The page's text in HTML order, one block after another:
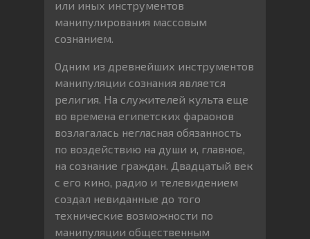
или иных инструментов
манипулирования массовым
сознанием.
Одним из древнейших инструментов
манипуляции сознания является
религия. На служителей культа еще
во времена египетских фараонов
возлагалась негласная обязанность
по воздействию на души и, главное,
на сознание граждан. Двадцатый век
с его кино, радио и телевидением
создал невиданные до того
технические возможности по
манипуляции общественным